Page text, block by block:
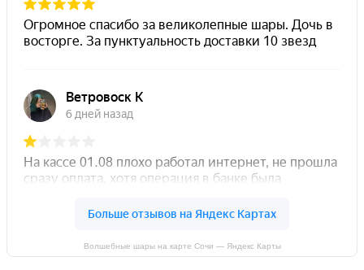
Волшебные шары на карте Сочи — Яндекс Карты